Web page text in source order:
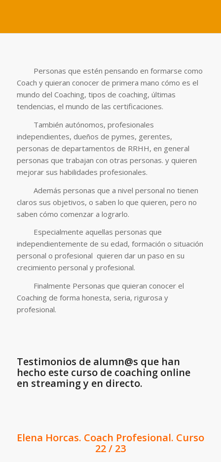
Personas que estén pensando en formarse como
Coach y quieran conocer de primera mano cómo es el
mundo del Coaching, tipos de coaching, últimas
tendencias, el mundo de las certificaciones.
También autónomos, profesionales
independientes, dueños de pymes, gerentes,
personas de departamentos de RRHH, en general
personas que trabajan con otras personas. y quieren
mejorar sus habilidades profesionales.
Además personas que a nivel personal no tienen
claros sus objetivos, o saben lo que quieren, pero no
saben cómo comenzar a lograrlo.
Especialmente aquellas personas que
independientemente de su edad, formación o situación
personal o profesional quieren dar un paso en su
crecimiento personal y profesional.
Finalmente Personas que quieran conocer el
Coaching de forma honesta, seria, rigurosa y
profesional.
Testimonios de alumn@s que han
hecho este curso de coaching online
en streaming y en directo.
Elena Horcas. Coach Profesional. Curso
22 / 23